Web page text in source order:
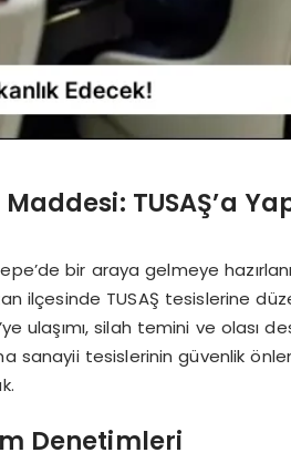
TUSAŞ’a
bir araya gelmeye
ilçesinde TUSAŞ tesislerine
ulaşımı, silah temini ve olası
sanayii tesislerinin güvenlik
Denetimleri